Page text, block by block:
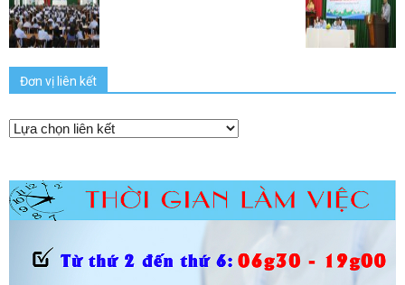
Đơn vị liên kết